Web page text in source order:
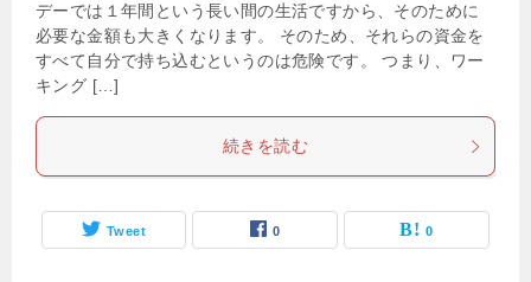
デーでは１年間という長い間の生活ですから、そのために
必要な金額も大きくなります。 そのため、それらの資金を
すべて自分で持ち込むというのは危険です。 つまり、ワー
キング […]
続きを読む
Tweet 0 0